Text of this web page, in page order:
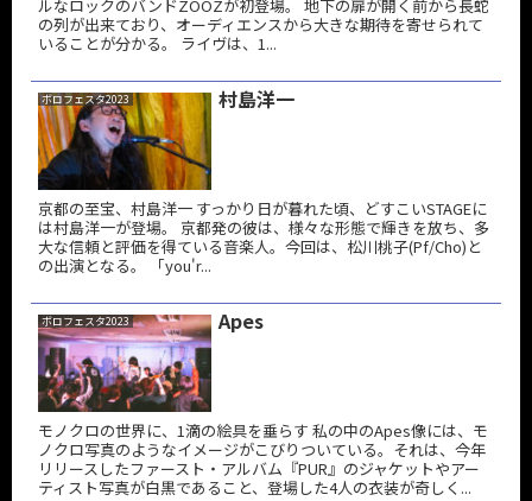
ルなロックのバンドZOOZが初登場。 地下の扉が開く前から長蛇
の列が出来ており、オーディエンスから大きな期待を寄せられて
いることが分かる。 ライヴは、1...
ボロフェスタ2023 村島洋一
京都の至宝、村島洋一 すっかり日が暮れた頃、どすこいSTAGEに
は村島洋一が登場。 京都発の彼は、様々な形態で輝きを放ち、多
大な信頼と評価を得ている音楽人。今回は、松川桃子(Pf/Cho)と
の出演となる。 「you'r...
ボロフェスタ2023 Apes
モノクロの世界に、1滴の絵具を垂らす 私の中のApes像には、モ
ノクロ写真のようなイメージがこびりついている。それは、今年
リリースしたファースト・アルバム『PUR』のジャケットやアー
ティスト写真が白黒であること、登場した4人の衣装が奇しく...